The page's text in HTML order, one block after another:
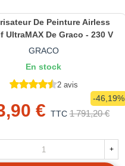
De Peinture Airless
UltraMAX De Graco - 230 V
GRACO
En stock
2 avis
€ TTC 1 791,20 €
-46,19%
+